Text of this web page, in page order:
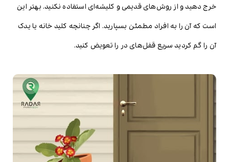
خرج دهید و از روش‌های قدیمی و کلیشه‌ای استفاده نکنید. بهتر این
است که آن را به افراد مطمئن بسپارید. اگر چنانچه کلید خانه یا یدک
آن را گم کردید سریع قفل‌های در را تعویض کنید.